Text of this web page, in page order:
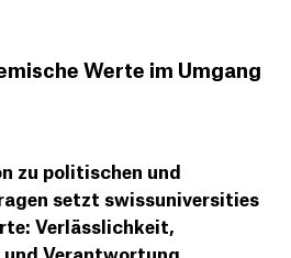
Werte im Umgang
zu politischen und
setzt swissuniversities
Verlässlichkeit,